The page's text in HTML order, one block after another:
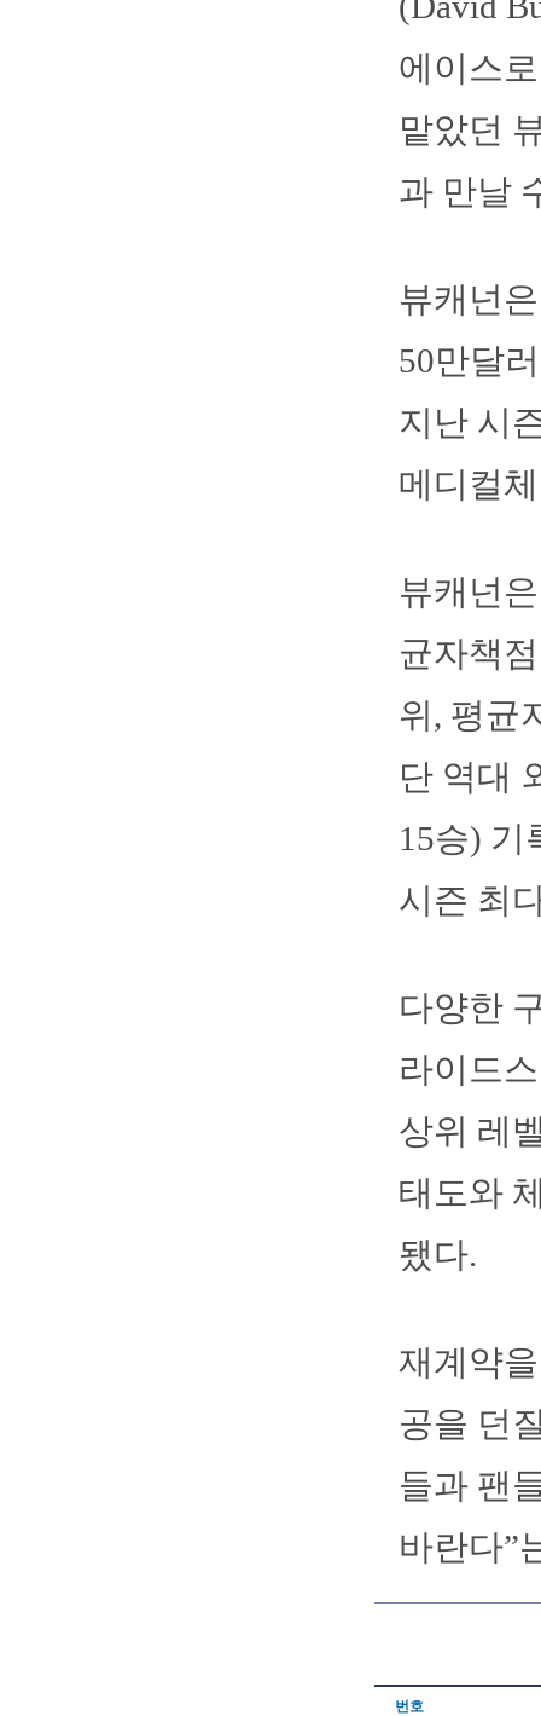
에이스
맡았던
과 만날
뷰캐넌
50만달
지난 시
메디컬
뷰캐넌
균자책
위, 평균
단 역대
15승) 기
시즌 최
다양한
라이드
상위 레
태도와
됐다.
재계약
공을 던
들과 팬
바란다”
번호